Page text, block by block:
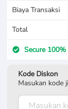
Biaya Transaksi
Total
Secure 100%
Kode Diskon
Masukan kode